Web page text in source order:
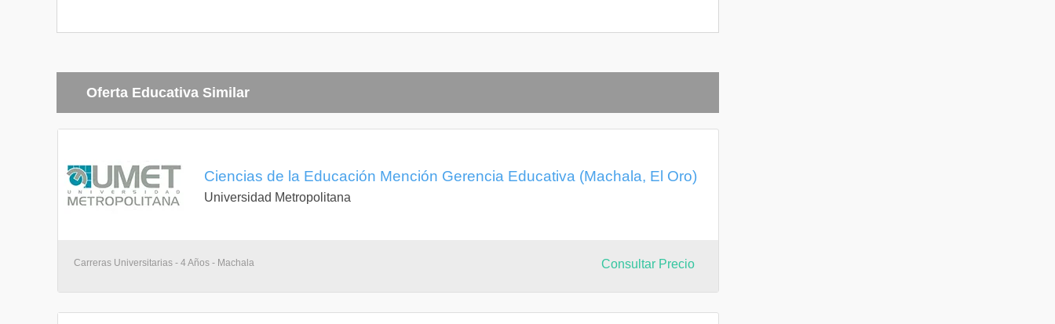
Oferta Educativa Similar
Ciencias de la Educación Mención Gerencia Educativa (Machala, El Oro)
Universidad Metropolitana
Carreras Universitarias - 4 Años - Machala Consultar Precio